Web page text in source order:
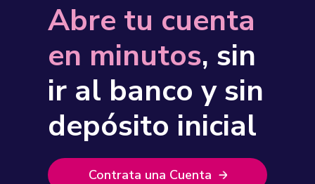
Abre tu cuenta
en minutos, sin
ir al banco y sin
depósito inicial
Contrata una Cuenta